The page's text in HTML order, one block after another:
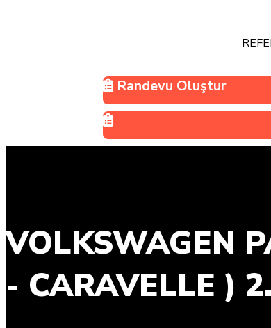
Randevu Oluştur
VOLKSWAGEN
- CARAVELLE )